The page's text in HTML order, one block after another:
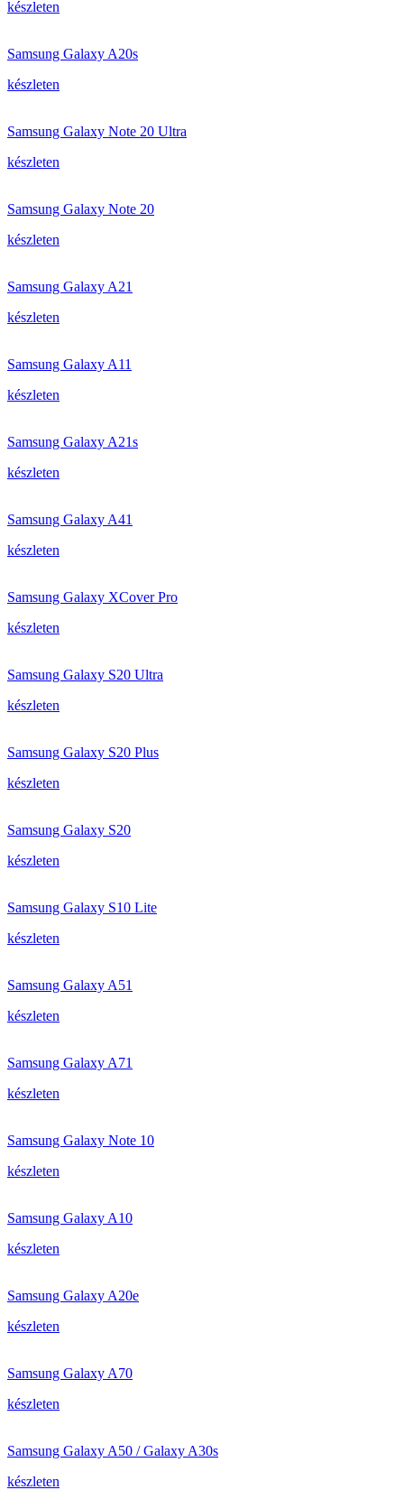
készleten
Samsung Galaxy A20s
készleten
Samsung Galaxy Note 20 Ultra
készleten
Samsung Galaxy Note 20
készleten
Samsung Galaxy A21
készleten
Samsung Galaxy A11
készleten
Samsung Galaxy A21s
készleten
Samsung Galaxy A41
készleten
Samsung Galaxy XCover Pro
készleten
Samsung Galaxy S20 Ultra
készleten
Samsung Galaxy S20 Plus
készleten
Samsung Galaxy S20
készleten
Samsung Galaxy S10 Lite
készleten
Samsung Galaxy A51
készleten
Samsung Galaxy A71
készleten
Samsung Galaxy Note 10
készleten
Samsung Galaxy A10
készleten
Samsung Galaxy A20e
készleten
Samsung Galaxy A70
készleten
Samsung Galaxy A50 / Galaxy A30s
készleten